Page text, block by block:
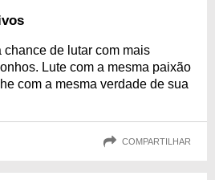
de lutar com mais
Lute com a mesma paixão
com a mesma verdade de sua
COMPARTILHAR